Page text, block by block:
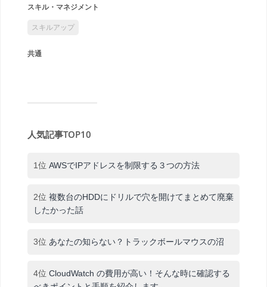
スキル・マネジメント
スキルアップ
共通
人気記事TOP10
1位 AWSでIPアドレスを制限する３つの方法
2位 複数台のHDDにドリルで穴を開けてまとめて廃棄
したかった話
3位 あなたの知らない？トラックボールマウスの沼
4位 CloudWatch の費用が高い！そんな時に確認する